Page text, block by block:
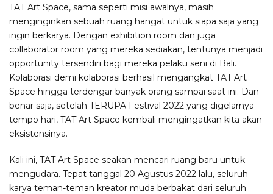
TAT Art Space, sama seperti misi awalnya, masih
menginginkan sebuah ruang hangat untuk siapa saja yang
ingin berkarya. Dengan exhibition room dan juga
collaborator room yang mereka sediakan, tentunya menjadi
opportunity tersendiri bagi mereka pelaku seni di Bali.
Kolaborasi demi kolaborasi berhasil mengangkat TAT Art
Space hingga terdengar banyak orang sampai saat ini. Dan
benar saja, setelah TERUPA Festival 2022 yang digelarnya
tempo hari, TAT Art Space kembali mengingatkan kita akan
eksistensinya.
Kali ini, TAT Art Space seakan mencari ruang baru untuk
mengudara. Tepat tanggal 20 Agustus 2022 lalu, seluruh
karya teman-teman kreator muda berbakat dari seluruh